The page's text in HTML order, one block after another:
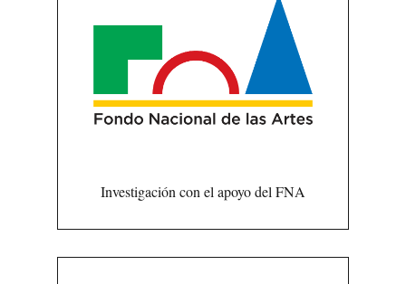
Investigación con el apoyo del FNA